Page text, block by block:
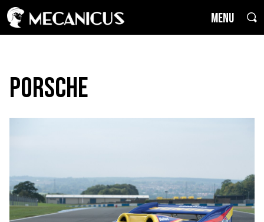
MENU
Porsche